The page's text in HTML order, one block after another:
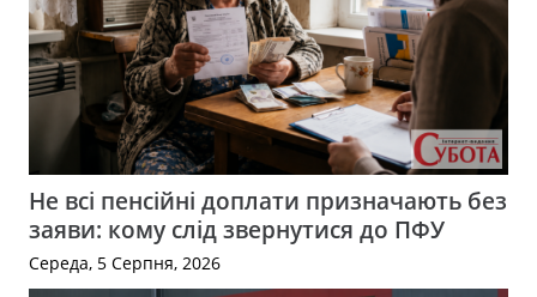
Не всі пенсійні доплати призначають без
заяви: кому слід звернутися до ПФУ
Середа, 5 Серпня, 2026